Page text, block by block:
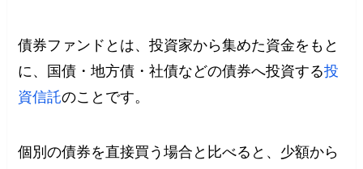
債券ファンドとは、投資家から集めた資金をもと
に、国債・地方債・社債などの債券へ投資する投
資信託のことです。
個別の債券を直接買う場合と比べると、少額から